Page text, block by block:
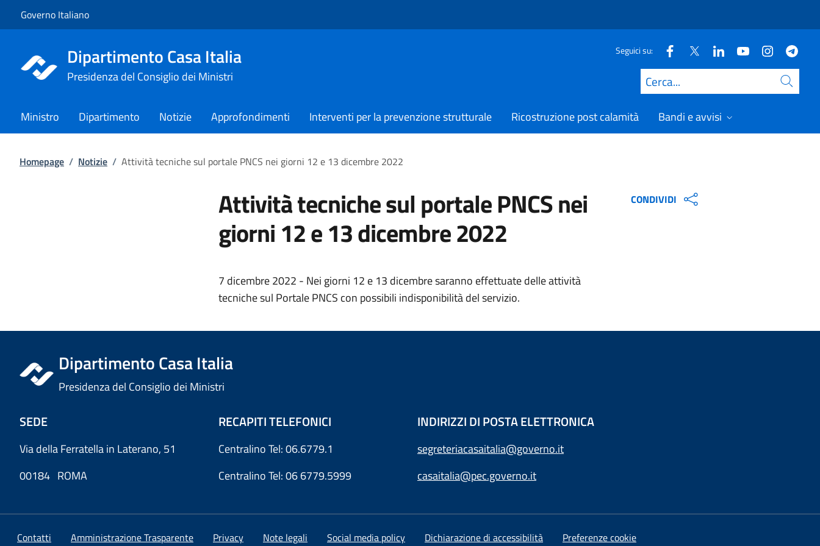
Governo Italiano
Dipartimento Casa Italia
Presidenza del Consiglio dei Ministri
Seguici su:
Cerca
Ministro Dipartimento Notizie Approfondimenti Interventi per la prevenzione strutturale Ricostruzione post calamità Bandi e avvisi
Homepage / Notizie / Attività tecniche sul portale PNCS nei giorni 12 e 13 dicembre 2022
Attività tecniche sul portale PNCS nei
giorni 12 e 13 dicembre 2022
7 dicembre 2022 - Nei giorni 12 e 13 dicembre saranno effettuate delle attività
tecniche sul Portale PNCS con possibili indisponibilità del servizio.
CONDIVIDI
Dipartimento Casa Italia
Presidenza del Consiglio dei Ministri
SEDE
Via della Ferratella in Laterano, 51
00184 ROMA
RECAPITI TELEFONICI
Centralino Tel: 06.6779.1
Centralino Tel: 06 6779.5999
INDIRIZZI DI POSTA ELETTRONICA
segreteriacasaitalia@governo.it
casaitalia@pec.governo.it
Contatti Amministrazione Trasparente Privacy Note legali Social media policy Dichiarazione di accessibilità Preferenze cookie